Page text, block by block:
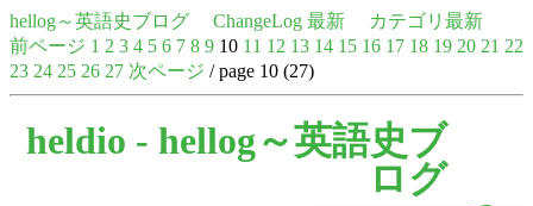
hellog～英語史ブログ ChangeLog 最新
カテゴリ最新
前ページ 1 2 3 4 5 6 7 8 9 10 11 12 13 14 15 16 17 18 19 20 21 22
23 24 25 26 27 次ページ / page 10 (27)
heldio - hellog～英語史ブ
ログ